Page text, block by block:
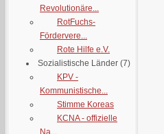
Revolutionäre...
RotFuchs-
Fördervere...
Rote Hilfe e.V.
Sozialistische Länder (7)
KPV -
Kommunistische...
Stimme Koreas
KCNA - offizielle
Na...